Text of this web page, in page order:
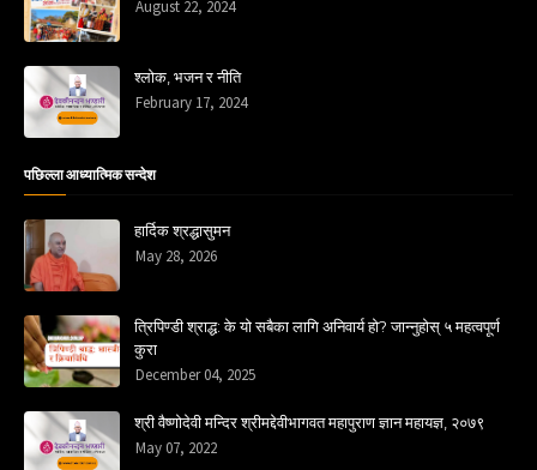
August 22, 2024
श्लोक, भजन र नीति
February 17, 2024
पछिल्ला आध्यात्मिक सन्देश
हार्दिक श्रद्धासुमन
May 28, 2026
त्रिपिण्डी श्राद्ध: के यो सबैका लागि अनिवार्य हो? जान्नुहोस् ५ महत्वपूर्ण
कुरा
December 04, 2025
श्री वैष्णोदेवी मन्दिर श्रीमद्देवीभागवत महापुराण ज्ञान महायज्ञ, २०७९
May 07, 2022